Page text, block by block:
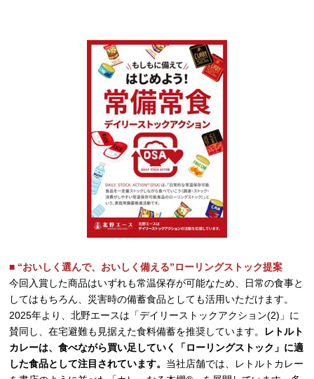
■ “おいしく選んで、おいしく備える”ローリングストック提案
今回入賞した商品はいずれも常温保存が可能なため、日常の食事と
してはもちろん、災害時の備蓄食品としても活用いただけます。
2025年より、北野エースは「デイリーストックアクション(2)」に
賛同し、在宅避難も見据えた食料備蓄を推奨しています。 レトルト
カレーは、食べながら買い足していく「ローリングストック」に適
した食品として注目されています。 当社店舗では、レトルトカレー